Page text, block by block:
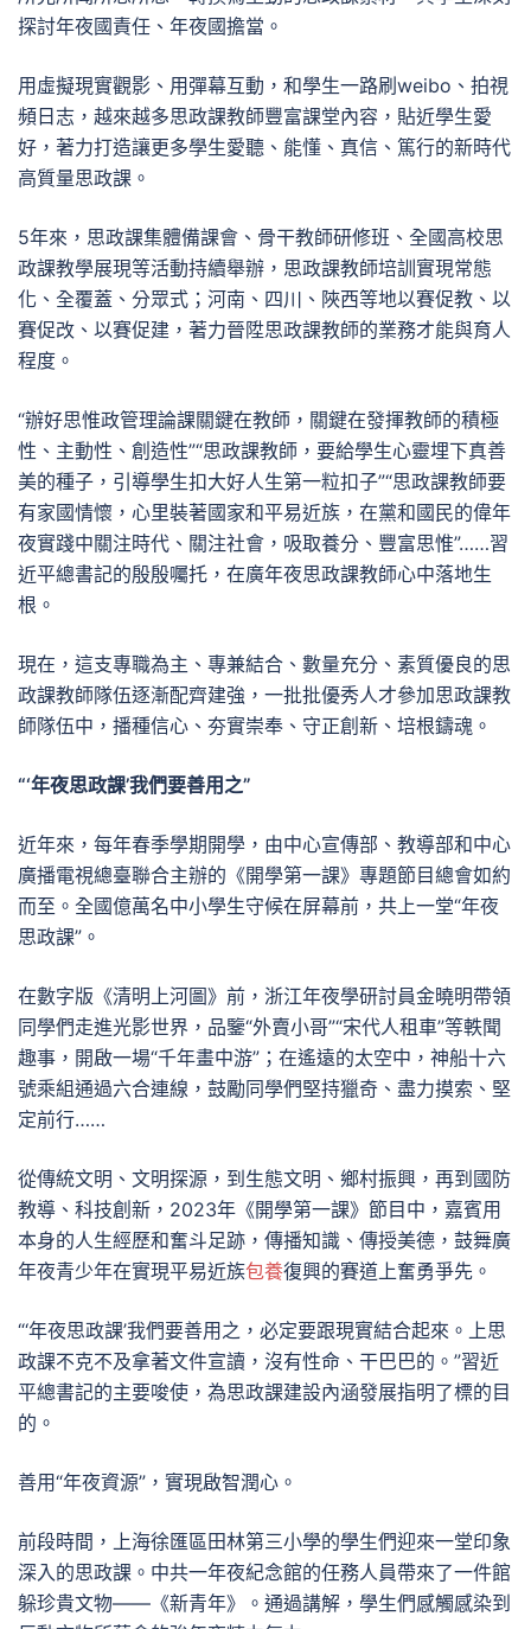
探討年夜國責任、年夜國擔當。
用虛擬現實觀影、用彈幕互動，和學生一路刷weibo、拍視
頻日志，越來越多思政課教師豐富課堂內容，貼近學生愛
好，著力打造讓更多學生愛聽、能懂、真信、篤行的新時代
高質量思政課。
5年來，思政課集體備課會、骨干教師研修班、全國高校思
政課教學展現等活動持續舉辦，思政課教師培訓實現常態
化、全覆蓋、分眾式；河南、四川、陜西等地以賽促教、以
賽促改、以賽促建，著力晉陞思政課教師的業務才能與育人
程度。
“辦好思惟政管理論課關鍵在教師，關鍵在發揮教師的積極
性、主動性、創造性”“思政課教師，要給學生心靈埋下真善
美的種子，引導學生扣大好人生第一粒扣子”“思政課教師要
有家國情懷，心里裝著國家和平易近族，在黨和國民的偉年
夜實踐中關注時代、關注社會，吸取養分、豐富思惟”……習
近平總書記的殷殷囑托，在廣年夜思政課教師心中落地生
根。
現在，這支專職為主、專兼結合、數量充分、素質優良的思
政課教師隊伍逐漸配齊建強，一批批優秀人才參加思政課教
師隊伍中，播種信心、夯實崇奉、守正創新、培根鑄魂。
“‘年夜思政課’我們要善用之”
近年來，每年春季學期開學，由中心宣傳部、教導部和中心
廣播電視總臺聯合主辦的《開學第一課》專題節目總會如約
而至。全國億萬名中小學生守候在屏幕前，共上一堂“年夜
思政課”。
在數字版《清明上河圖》前，浙江年夜學研討員金曉明帶領
同學們走進光影世界，品鑒“外賣小哥”“宋代人租車”等軼聞
趣事，開啟一場“千年畫中游”；在遙遠的太空中，神船十六
號乘組通過六合連線，鼓勵同學們堅持獵奇、盡力摸索、堅
定前行……
從傳統文明、文明探源，到生態文明、鄉村振興，再到國防
教導、科技創新，2023年《開學第一課》節目中，嘉賓用
本身的人生經歷和奮斗足跡，傳播知識、傳授美德，鼓舞廣
年夜青少年在實現平易近族包養復興的賽道上奮勇爭先。
“‘年夜思政課’我們要善用之，必定要跟現實結合起來。上思
政課不克不及拿著文件宣讀，沒有性命、干巴巴的。”習近
平總書記的主要唆使，為思政課建設內涵發展指明了標的目
的。
善用“年夜資源”，實現啟智潤心。
前段時間，上海徐匯區田林第三小學的學生們迎來一堂印象
深入的思政課。中共一年夜紀念館的任務人員帶來了一件館
躲珍貴文物——《新青年》。通過講解，學生們感觸感染到